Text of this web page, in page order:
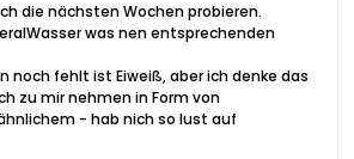
die nächsten Wochen probieren.
was nen entsprechenden
noch fehlt ist Eiweiß, aber ich denke das
zu mir nehmen in Form von
- hab nich so lust auf